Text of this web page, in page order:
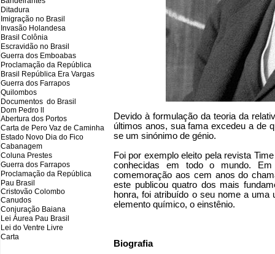
Ditadura
Imigração no Brasil
Invasão Holandesa
Brasil Colônia
Escravidão no Brasil
Guerra dos Emboabas
Proclamação da República
Brasil República Era Vargas
Guerra dos Farrapos
Quilombos
Documentos do Brasil
Dom Pedro ll
Abertura dos Portos
Carta de Pero Vaz de Caminha
Estado Novo Dia do Fico
Cabanagem
Coluna Prestes
Guerra dos Farrapos
Proclamação da República
Pau Brasil
Cristovão Colombo
Canudos
Conjuração Baiana
Lei Áurea Pau Brasil
Lei do Ventre Livre
Carta
Devido à formulação da teoria da
últimos anos, sua fama excedeu a de
se um sinónimo de génio.
Foi por exemplo eleito pela revista
conhecidas em todo o mundo.
comemoração aos cem anos do
este publicou quatro dos mais
honra, foi atribuído o seu nome a
elemento químico, o einstênio.
Biografia